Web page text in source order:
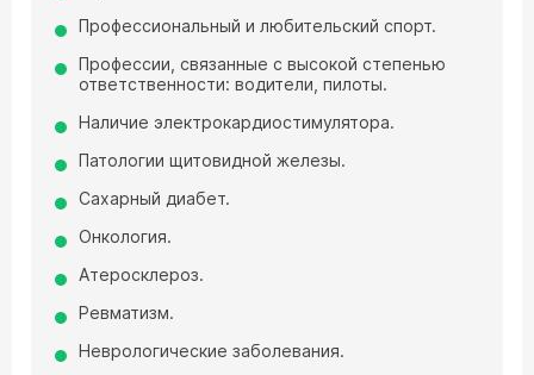
Профессиональный и любительский спорт.
Профессии, связанные с высокой степенью
ответственности: водители, пилоты.
Наличие электрокардиостимулятора.
Патологии щитовидной железы.
Сахарный диабет.
Онкология.
Атеросклероз.
Ревматизм.
Неврологические заболевания.